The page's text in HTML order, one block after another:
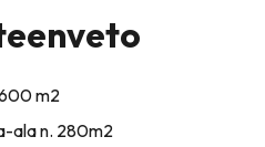
m2
ala n. 280m2